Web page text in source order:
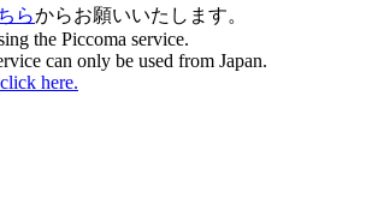
らからお願いいたします。
the Piccoma service.
can only be used from Japan.
click here.